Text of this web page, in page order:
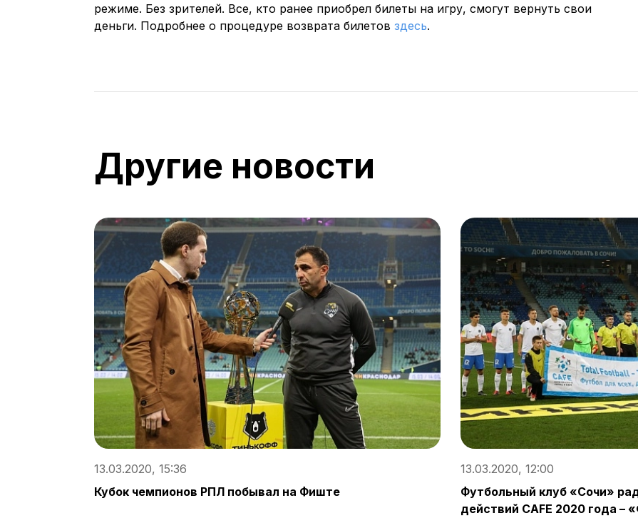
режиме. Без зрителей. Все, кто ранее приобрел билеты на игру, смогут вернуть свои
деньги. Подробнее о процедуре возврата билетов здесь.
Другие новости
13.03.2020, 15:36
Кубок чемпионов РПЛ побывал на Фиште
13.03.2020, 12:00
Футбольный клуб «Сочи»
действий CAFE 2020 года –